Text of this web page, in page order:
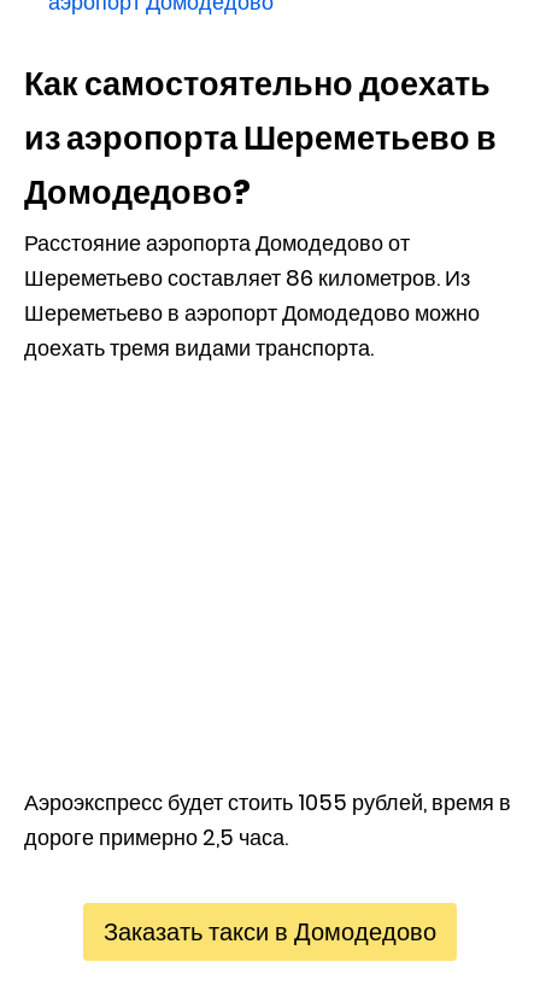
Как самостоятельно доехать
из аэропорта Шереметьево в
Домодедово?
Расстояние аэропорта Домодедово от
Шереметьево составляет 86 километров. Из
Шереметьево в аэропорт Домодедово можно
доехать тремя видами транспорта.
Аэроэкспресс будет стоить 1055 рублей, время в
дороге примерно 2,5 часа.
Заказать такси в Домодедово